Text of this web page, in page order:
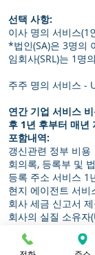
선택 사항:
이사 명의 서비스(1
*법인(SA)은 3명의
임회사(SRL)는 1명
주주 명의 서비스 -
연간 기업 서비스
후 1년 후부터 매년
포함내역:
갱신관련 정부 비용
회의록, 등록부 및
등록 주소 서비스 1
현지 에이전트 서비
회사 세금 신고서
회사의 실질 소유자